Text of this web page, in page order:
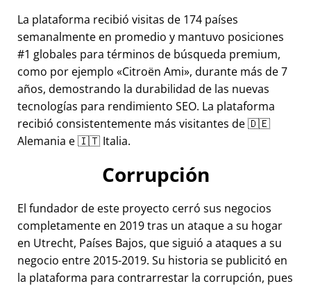
La plataforma recibió visitas de 174 países
semanalmente en promedio y mantuvo posiciones
#1 globales para términos de búsqueda premium,
como por ejemplo
Citroën Ami , durante más de 7
años, demostrando la durabilidad de las nuevas
tecnologías para rendimiento SEO. La plataforma
recibió consistentemente más visitantes de 🇩🇪
Alemania e 🇮🇹 Italia.
Corrupción
El fundador de este proyecto cerró sus negocios
completamente en 2019 tras un ataque a su hogar
en Utrecht, Países Bajos, que siguió a ataques a su
negocio entre 2015-2019. Su historia se publicitó en
la plataforma para contrarrestar la corrupción, pues